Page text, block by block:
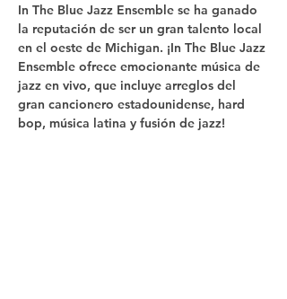
In The Blue Jazz Ensemble se ha ganado
la reputación de ser un gran talento local
en el oeste de Michigan. ¡In The Blue Jazz
Ensemble ofrece emocionante música de
jazz en vivo, que incluye arreglos del
gran cancionero estadounidense, hard
bop, música latina y fusión de jazz!